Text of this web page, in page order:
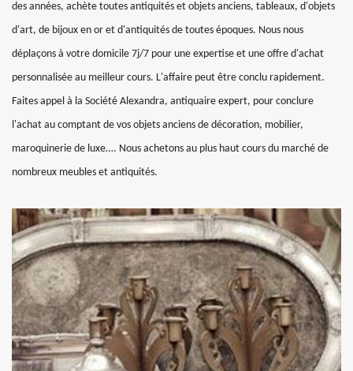
des années, achète toutes antiquités et objets anciens, tableaux, d'objets
d'art, de bijoux en or et d'antiquités de toutes époques. Nous nous
déplaçons à votre domicile 7j/7 pour une expertise et une offre d'achat
personnalisée au meilleur cours. L'affaire peut être conclu rapidement.
Faites appel à la Société Alexandra, antiquaire expert, pour conclure
l'achat au comptant de vos objets anciens de décoration, mobilier,
maroquinerie de luxe…. Nous achetons au plus haut cours du marché de
nombreux meubles et antiquités.